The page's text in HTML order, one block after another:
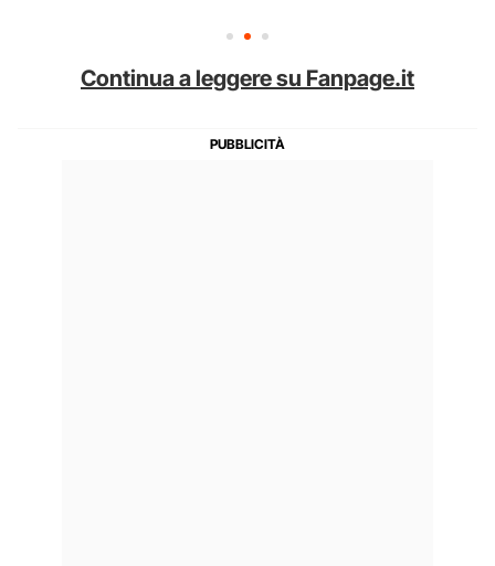
Continua a leggere su Fanpage.it